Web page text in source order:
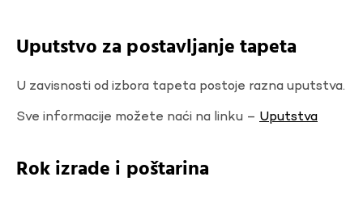
Uputstvo za postavljanje tapeta
U zavisnosti od izbora tapeta postoje razna uputstva.
Sve informacije možete naći na linku – Uputstva
Rok izrade i poštarina